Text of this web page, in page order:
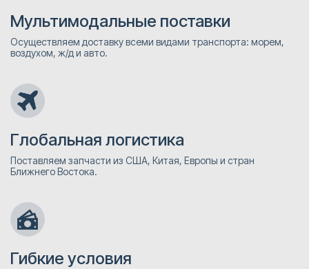
Мультимодальные поставки
Осуществляем доставку всеми видами транспорта: морем,
воздухом, ж/д и авто.
Глобальная логистика
Поставляем запчасти из США, Китая, Европы и стран
Ближнего Востока.
Гибкие условия